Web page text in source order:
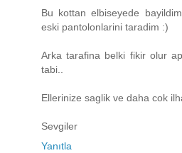
Bu kottan elbiseyede
eski pantolonlarini taradim :)
Arka tarafina belki fikir olur
tabi..
Ellerinize saglik ve daha cok
Sevgiler
Yanıtla